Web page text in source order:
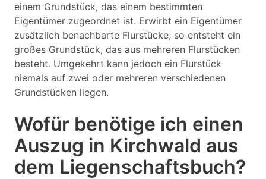
einem Grundstück, das einem bestimmten
Eigentümer zugeordnet ist. Erwirbt ein Eigentümer
zusätzlich benachbarte Flurstücke, so entsteht ein
großes Grundstück, das aus mehreren Flurstücken
besteht. Umgekehrt kann jedoch ein Flurstück
niemals auf zwei oder mehreren verschiedenen
Grundstücken liegen.
Wofür benötige ich einen
Auszug in Kirchwald aus
dem Liegenschaftsbuch?